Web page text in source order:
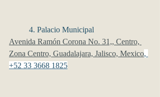
	4. Palacio Municipal
Avenida Ramón Corona No. 31,, Centro,
Zona Centro, Guadalajara, Jalisco, Mexico,
+52 33 3668 1825